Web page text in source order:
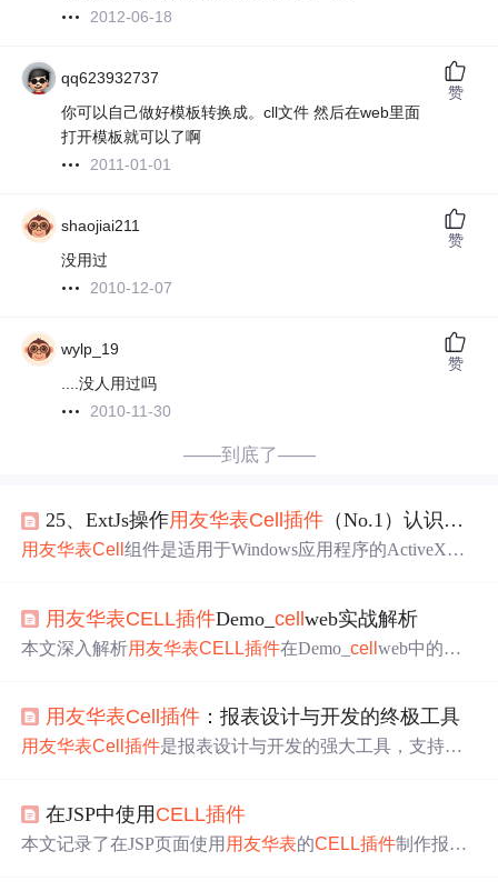
2012-06-18
qq623932737
你可以自己做好模板转换成。cll文件 然后在web里面
打开模板就可以了啊
2011-01-01
赞
shaojiai211
没用过
2010-12-07
赞
wylp_19
....没人用过吗
2010-11-30
赞
——到底了——
25、ExtJs操作用友华表Cell插件 （No.1）认识Cell
用友华表Cell组件是适用于Windows应用程序的ActiveX控
言，拥有丰富的图表功能、相对单元公式和自定义函数。
此外， Cell还具备Excel、Word等表格的数据兼容性，支持
用友华表CELL插件Demo_cellweb实战解析
本文深入解析用友华表CELL插件在Demo_cellweb中的架
后端通信机制、动态数据绑定、插件化架构与企业级应用
场景，帮助开发者掌握在财务、销售、HR等领域高效构建
用友华表Cell插件 ：报表设计与开发的终极工具
用友华表Cell插件是报表设计与开发的强大工具，支持多
则、开发环境搭建等，还阐述了数据显示、表头设计、公
式应用、数据管理及样式定制与系统集成等内容。
在JSP中使用 CELL插件
本文记录了在JSP页面使用 用友华表的CELL插件制作报表